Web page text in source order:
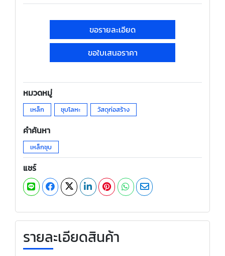
ขอรายละเอียด
ขอใบเสนอราคา
หมวดหมู่
เหล็ก ชุบโลหะ วัสดุก่อสร้าง
คำค้นหา
เหล็กชุบ
แชร์
รายละเอียดสินค้า